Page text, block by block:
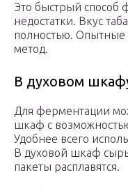
Это быстрый способ
недостатки. Вкус
полностью. Опытные
метод.
В духовом
Для ферментации
шкаф с
Удобнее всего
В духовой шкаф
пакеты расплавятся.